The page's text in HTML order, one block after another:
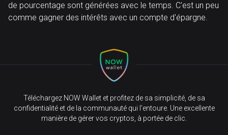
de pourcentage sont générées avec le temps. C'est un peu
comme gagner des intérêts avec un compte d'épargne.
Téléchargez NOW Wallet et profitez de sa simplicité, de sa
confidentialité et de la communauté qui l’entoure. Une excellente
manière de gérer vos cryptos, à portée de clic.